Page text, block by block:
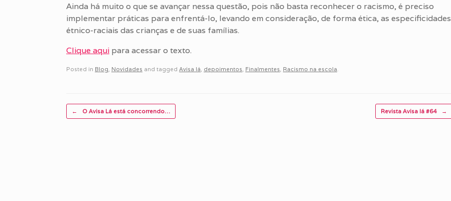
Ainda há muito o que se avançar nessa questão, pois não basta reconhecer o racismo, é preciso
implementar práticas para enfrentá-lo, levando em consideração, de forma ética, as especificidades
étnico-raciais das crianças e de suas famílias.
Clique aqui para acessar o texto.
Posted in Blog Novidades and tagged Avisa lá depoimentos Finalmentes Racismo na escola
Post navigation
← O Avisa Lá está concorrendo… Revista Avisa lá #64 →